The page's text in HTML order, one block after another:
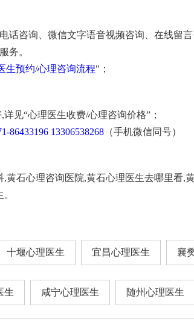
话咨询、微信文字语音视频咨询、在线留
务。
生预约/心理咨询流程"；
见“心理医生收费/心理咨询价格”；
86433196 13306538268 （手机微信同号）
石心理咨询医院,黄石心理医生去哪里看
十堰心理医生 宜昌心理医生 襄
生 咸宁心理医生 随州心理医生